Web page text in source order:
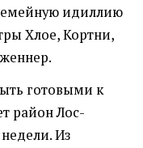
идиллию
Хлое, Кортни,
готовыми к
район Лос-
Из